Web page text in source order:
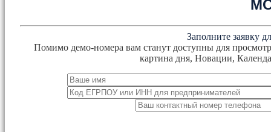
Заполните заявку
Помимо демо-номера вам станут доступны для
картина дня, Новации,